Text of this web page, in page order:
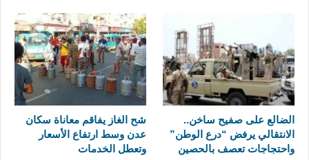
الضالع على صفيح ساخن..
الانتقالي يرفض “درع الوطن”
واحتجاجات تعصف بالحصين
شح الغاز يفاقم معاناة سكان
عدن وسط ارتفاع الأسعار
وتعطل الخدمات